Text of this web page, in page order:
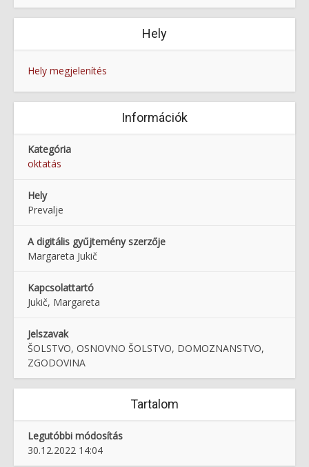
Hely
Hely megjelenítés
Információk
Kategória
oktatás
Hely
Prevalje
A digitális gyűjtemény szerzője
Margareta Jukič
Kapcsolattartó
Jukič, Margareta
Jelszavak
ŠOLSTVO, OSNOVNO ŠOLSTVO, DOMOZNANSTVO,
ZGODOVINA
Tartalom
Legutóbbi módosítás
30.12.2022 14:04